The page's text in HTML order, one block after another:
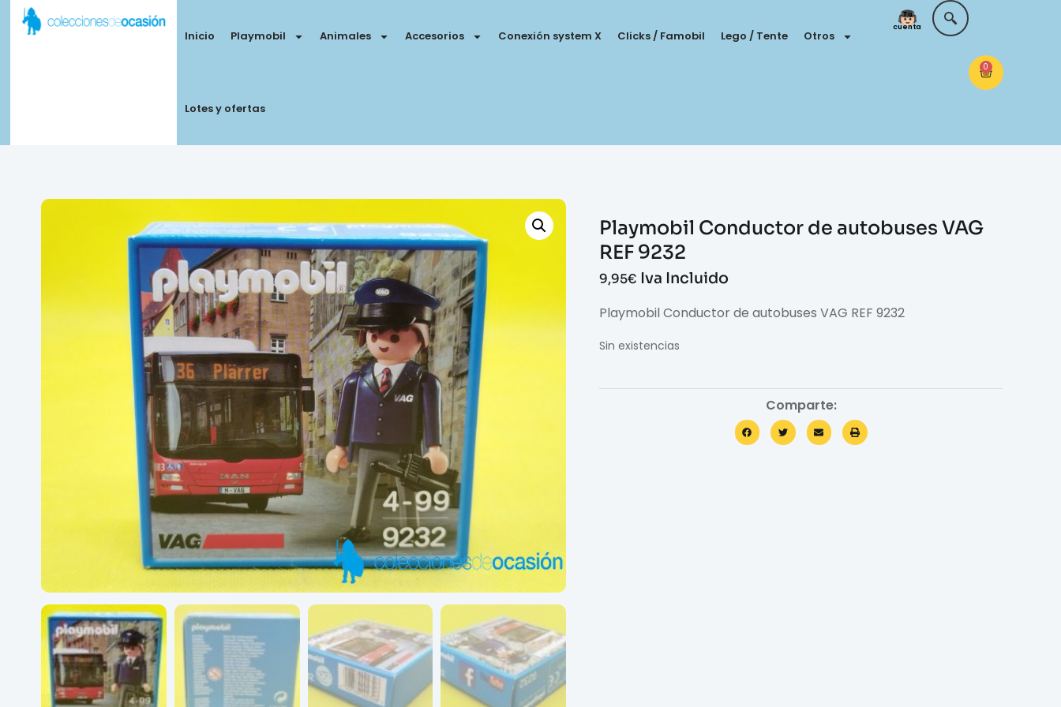
Inicio Playmobil Animales Accesorios Conexión system X Clicks / Famobil Lego / Tente Otros
Lotes y ofertas
Tu
cuenta
0
Playmobil Conductor de autobuses VAG
REF 9232
9,95€ Iva Incluido
Playmobil Conductor de autobuses VAG REF 9232
Sin existencias
Comparte: